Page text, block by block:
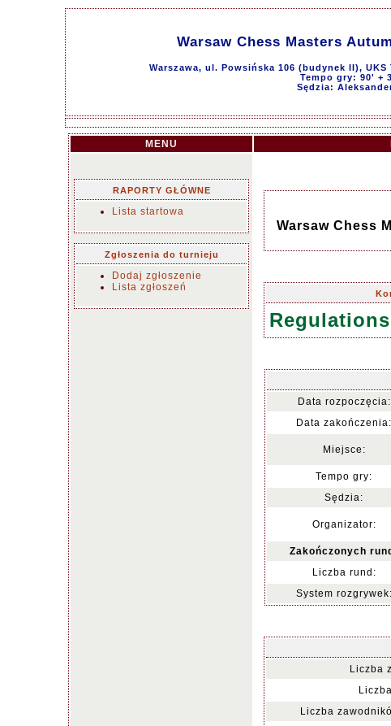
Warsaw Chess Masters
Warszawa, ul. Powsińska 106 (budynek II), UKS
Tempo gry: 90' +
Sędzia:
MENU
RAPORTY GŁÓWNE
Lista startowa
Zgłoszenia do turnieju
Dodaj zgłoszenie
Lista zgłoszeń
Warsaw Chess
Data rozpoczęcia:
Data zakończenia:
Miejsce:
Tempo gry:
Sędzia:
Organizator:
Zakończonych
Liczba rund:
System rozgrywek:
Liczba
Liczba